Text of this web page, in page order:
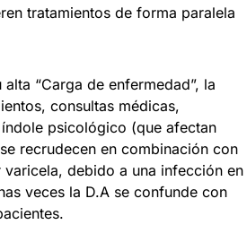
tratamientos de forma paralela
“Carga de enfermedad”, la
consultas médicas,
psicológico (que afectan
recrudecen en combinación con
debido a una infección en
veces la D.A se confunde con